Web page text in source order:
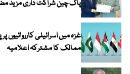
پاک چین شراکت داری مزید
ممالک کا مشترکہ اعلامیہ